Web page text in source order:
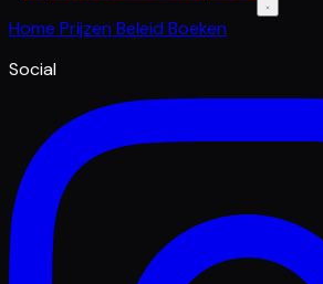
Home Prijzen Beleid Boeken
Social